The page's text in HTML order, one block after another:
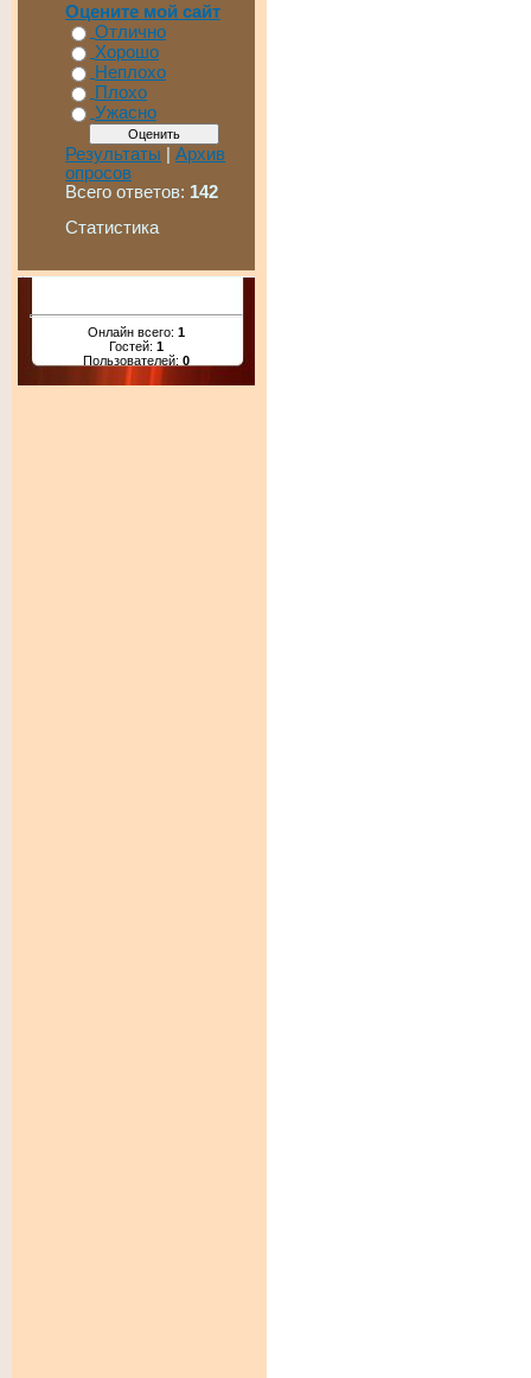
Оцените мой сайт
Отлично
Хорошо
Неплохо
Плохо
Ужасно
Результаты | Архив
опросов
Всего ответов: 142
Статистика
Онлайн всего: 1
Гостей: 1
Пользователей: 0